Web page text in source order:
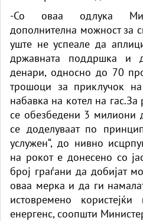
-Со оваа одлука
дополнителна можност за
уште не успеале да
државната поддршка и
денари, односно до 70
трошоци за приклучок
набавка на котел на гас.За
се обезбедени 3 милиони
се доделуваат по
услужен“, до нивно
на рокот е донесено со
број граѓани да добијат
оваа мерка и да ги
истовремено
енергенс, соопшти